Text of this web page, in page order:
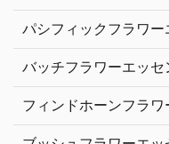
パシフィックフラワー
バッチフラワーエッセ
フィンドホーンフラワ